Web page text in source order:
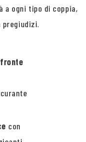
a ogni tipo di coppia,
pregiudizi.
con